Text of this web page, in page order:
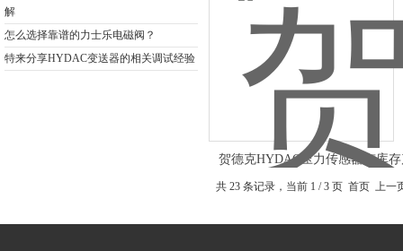
解
怎么选择靠谱的力士乐电磁阀？
特来分享HYDAC变送器的相关调试经验
贺德克HYDAC压力传感器有库
共 23 条记录，当前 1 / 3 页 首页 上